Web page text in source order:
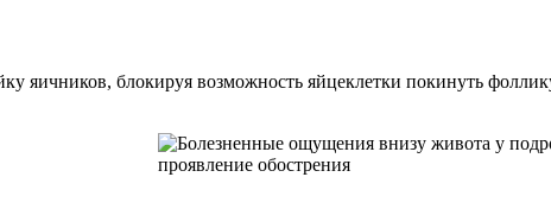
яичников, блокируя возможность яйцеклетки покинуть